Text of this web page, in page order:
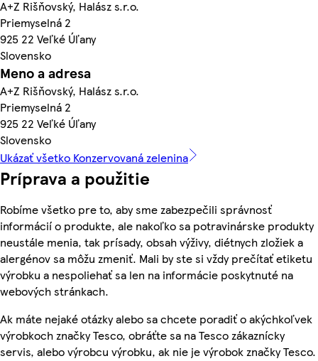
A+Z Rišňovský, Halász s.r.o.
Priemyselná 2
925 22 Veľké Úľany
Slovensko
Meno a adresa
A+Z Rišňovský, Halász s.r.o.
Priemyselná 2
925 22 Veľké Úľany
Slovensko
Ukázať všetko Konzervovaná zelenina
Príprava a použitie
Robíme všetko pre to, aby sme zabezpečili správnosť
informácií o produkte, ale nakoľko sa potravinárske produkty
neustále menia, tak prísady, obsah výživy, diétnych zložiek a
alergénov sa môžu zmeniť. Mali by ste si vždy prečítať etiketu
výrobku a nespoliehať sa len na informácie poskytnuté na
webových stránkach.
Ak máte nejaké otázky alebo sa chcete poradiť o akýchkoľvek
výrobkoch značky Tesco, obráťte sa na Tesco zákaznícky
servis, alebo výrobcu výrobku, ak nie je výrobok značky Tesco.